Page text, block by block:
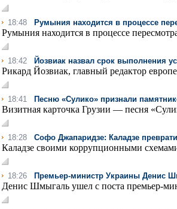
18:48 Румыния находится в процессе
Румыния находится в процессе
18:42 Йозвиак назвал срок выполнения
Рикард Йозвиак, главный редактор
18:41 Песню «Сулико» признали
Визитная карточка Грузии — песня
18:28 Софо Джапаридзе: Каладзе
Каладзе своими коррупционными
18:26 Премьер-министр Украины Денис
Денис Шмыгаль ушел с поста премьер-